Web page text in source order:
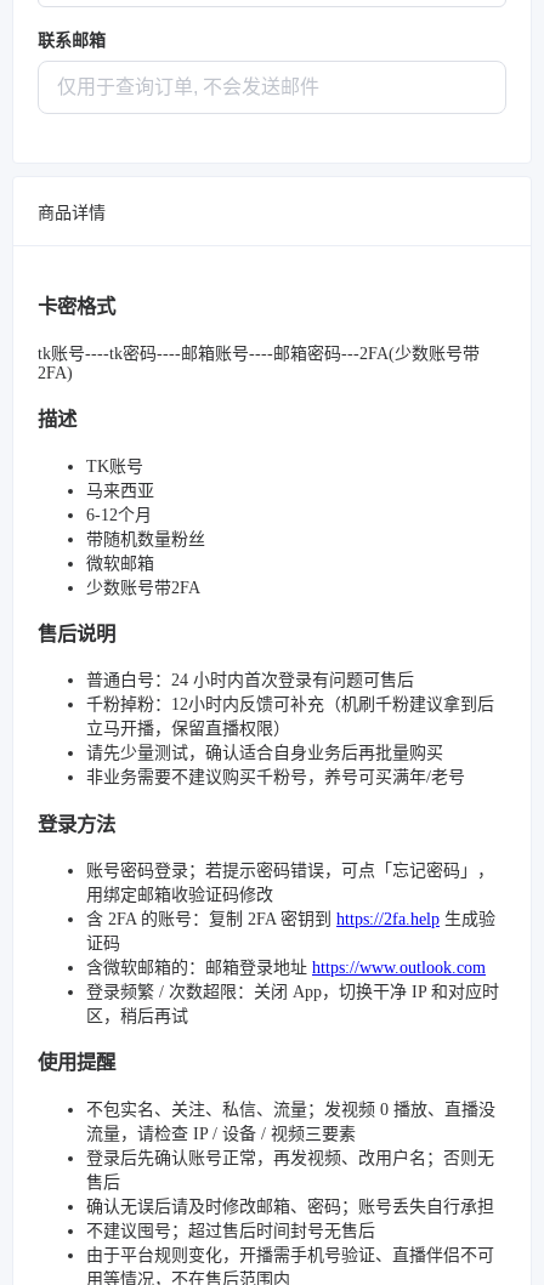
联系邮箱
商品详情
卡密格式
tk账号----tk密码----邮箱账号----邮箱密码---2FA(少数账号带
2FA)
描述
TK账号
马来西亚
6-12个月
带随机数量粉丝
微软邮箱
少数账号带2FA
售后说明
普通白号：24 小时内首次登录有问题可售后
千粉掉粉：12小时内反馈可补充（机刷千粉建议拿到后
立马开播，保留直播权限）
请先少量测试，确认适合自身业务后再批量购买
非业务需要不建议购买千粉号，养号可买满年/老号
登录方法
账号密码登录；若提示密码错误，可点「忘记密码」，
用绑定邮箱收验证码修改
含 2FA 的账号：复制 2FA 密钥到 https://2fa.help 生成验
证码
含微软邮箱的：邮箱登录地址 https://www.outlook.com
登录频繁 / 次数超限：关闭 App，切换干净 IP 和对应时
区，稍后再试
使用提醒
不包实名、关注、私信、流量；发视频 0 播放、直播没
流量，请检查 IP / 设备 / 视频三要素
登录后先确认账号正常，再发视频、改用户名；否则无
售后
确认无误后请及时修改邮箱、密码；账号丢失自行承担
不建议囤号；超过售后时间封号无售后
由于平台规则变化，开播需手机号验证、直播伴侣不可
用等情况，不在售后范围内